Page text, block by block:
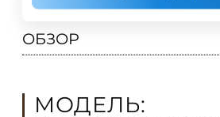
ОБЗОР
МОДЕЛЬ: